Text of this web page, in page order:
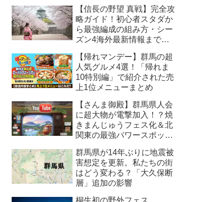
【信長の野望 真戦】完全攻
略ガイド！初心者スタダか
ら最強編成の組み方・シー
ズン4海外最新情報まで徹
【帰れマンデー】群馬の超
人気グルメ4選！「帰れま
10特別編」で紹介された売
上1位メニューまとめ
【さんま御殿】群馬県人会
に超大物が電撃加入！？焼
きまんじゅうフェス化＆北
関東の最強パワースポット
群馬県が14年ぶりに地震被
害想定を更新。私たちの街
はどう変わる？「大久保断
層」追加の影響